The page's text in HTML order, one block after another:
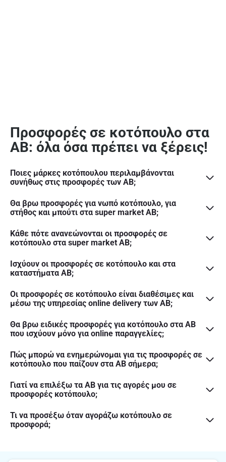
Προσφορές σε κοτόπουλο στα
ΑΒ: όλα όσα πρέπει να ξέρεις!
Ποιες μάρκες κοτόπουλου περιλαμβάνονται
συνήθως στις προσφορές των ΑΒ;
Θα βρω προσφορές για νωπό κοτόπουλο, για
στήθος και μπούτι στα super market ΑΒ;
Κάθε πότε ανανεώνονται οι προσφορές σε
κοτόπουλο στα super market ΑΒ;
Ισχύουν οι προσφορές σε κοτόπουλο και στα
καταστήματα ΑΒ;
Οι προσφορές σε κοτόπουλο είναι διαθέσιμες και
μέσω της υπηρεσίας online delivery των ΑΒ;
Θα βρω ειδικές προσφορές για κοτόπουλο στα ΑΒ
που ισχύουν μόνο για online παραγγελίες;
Πώς μπορώ να ενημερώνομαι για τις προσφορές σε
κοτόπουλο που παίζουν στα ΑΒ σήμερα;
Γιατί να επιλέξω τα ΑΒ για τις αγορές μου σε
προσφορές κοτόπουλο;
Τι να προσέξω όταν αγοράζω κοτόπουλο σε
προσφορά;